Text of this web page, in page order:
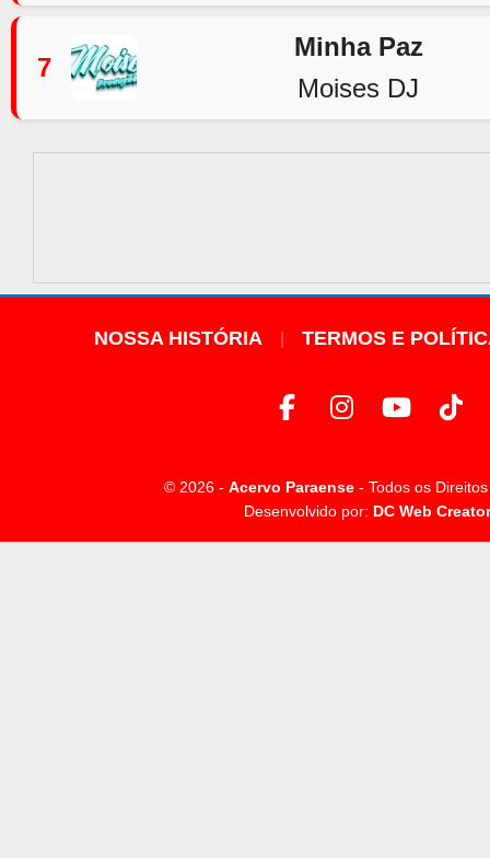
7
Minha Paz
Moises DJ
NOSSA HISTÓRIA TERMOS E
© 2026 - Acervo Paraense - Todos os
Desenvolvido por: DC Web